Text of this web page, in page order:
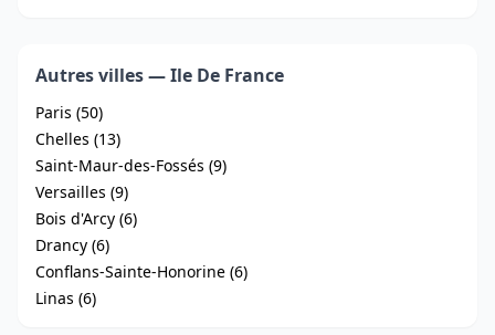
Autres villes — Ile De France
Paris (50)
Chelles (13)
Saint-Maur-des-Fossés (9)
Versailles (9)
Bois d'Arcy (6)
Drancy (6)
Conflans-Sainte-Honorine (6)
Linas (6)